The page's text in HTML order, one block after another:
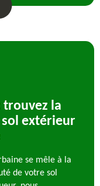
trouvez la
extérieur
se mêle à la
de votre sol